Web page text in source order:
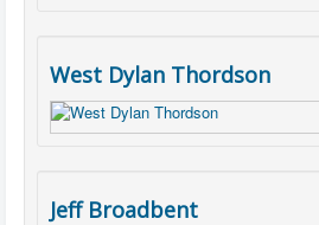
West Dylan Thordson
Jeff Broadbent